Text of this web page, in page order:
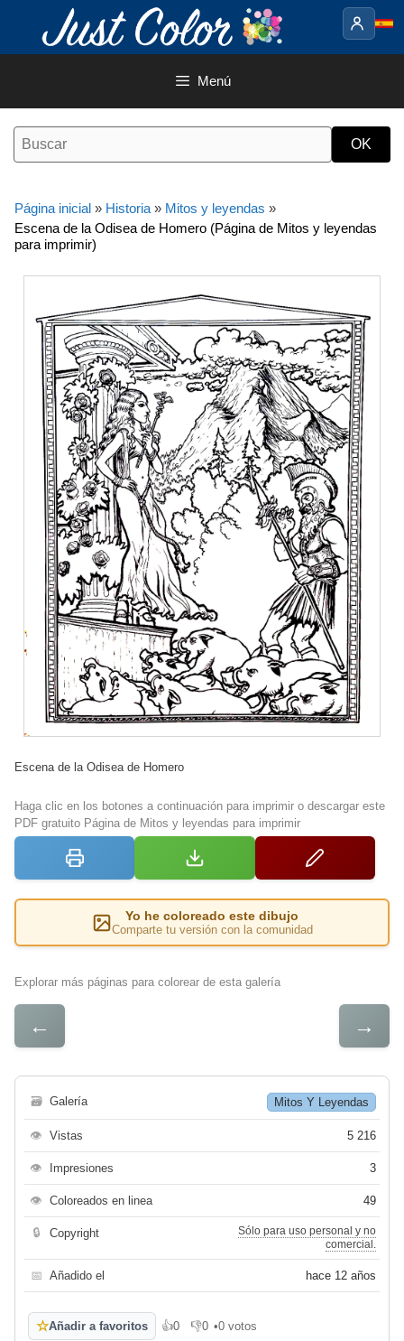
contenido
Menú
Página inicial » Historia » Mitos y leyendas »
Escena de la Odisea de Homero (Página de Mitos y leyendas
para imprimir)
Escena de la Odisea de Homero
Haga clic en los botones a continuación para imprimir o descargar este
PDF gratuito Página de Mitos y leyendas para imprimir
Yo he coloreado este dibujo
Comparte tu versión con la comunidad
Explorar más páginas para colorear de esta galería
← →
🗃 Galería Mitos Y Leyendas
👁 Vistas 5 216
👁 Impresiones 3
👁 Coloreados en linea 49
🔒 Copyright
Sólo para uso personal y no
comercial.
📅 Añadido el hace 12 años
☆Añadir a favoritos 👍0
Me gusta
👎0
No me gusta
•0 votos